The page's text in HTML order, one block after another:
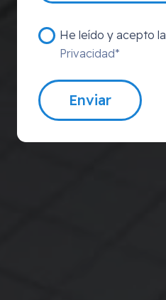
He leído y acepto la
Privacidad*